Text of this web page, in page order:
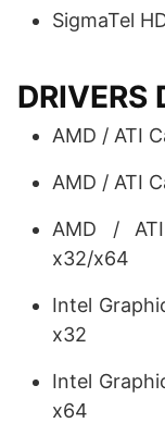
SigmaTel
DRIVERS
AMD / ATI
AMD / ATI
AMD /
x32/x64
Intel
x32
Intel
x64